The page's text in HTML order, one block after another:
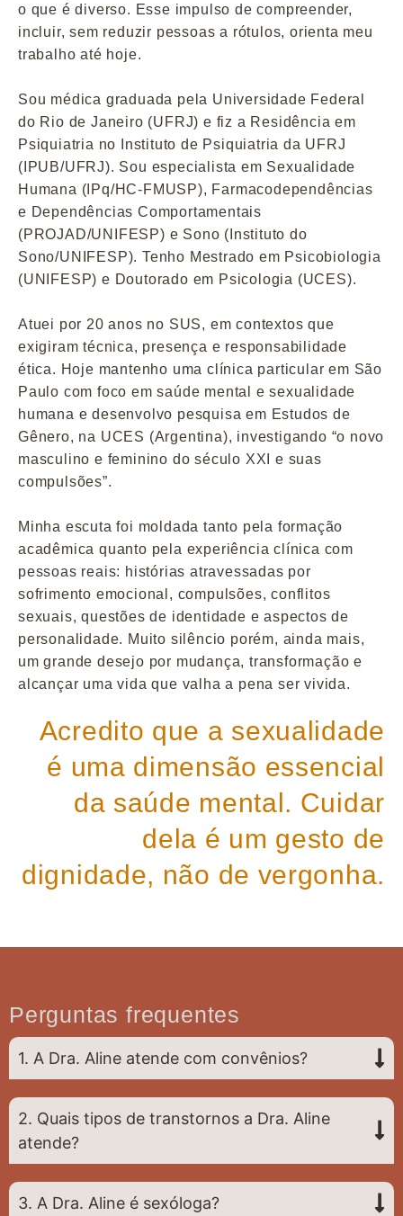
o que é diverso. Esse impulso de compreender,
incluir, sem reduzir pessoas a rótulos, orienta meu
trabalho até hoje.
Sou médica graduada pela Universidade Federal
do Rio de Janeiro (UFRJ) e fiz a Residência em
Psiquiatria no Instituto de Psiquiatria da UFRJ
(IPUB/UFRJ). Sou especialista em Sexualidade
Humana (IPq/HC-FMUSP), Farmacodependências
e Dependências Comportamentais
(PROJAD/UNIFESP) e Sono (Instituto do
Sono/UNIFESP). Tenho Mestrado em Psicobiologia
(UNIFESP) e Doutorado em Psicologia (UCES).
Atuei por 20 anos no SUS, em contextos que
exigiram técnica, presença e responsabilidade
ética. Hoje mantenho uma clínica particular em São
Paulo com foco em saúde mental e sexualidade
humana e desenvolvo pesquisa em Estudos de
Gênero, na UCES (Argentina), investigando “o novo
masculino e feminino do século XXI e suas
compulsões”.
Minha escuta foi moldada tanto pela formação
acadêmica quanto pela experiência clínica com
pessoas reais: histórias atravessadas por
sofrimento emocional, compulsões, conflitos
sexuais, questões de identidade e aspectos de
personalidade. Muito silêncio porém, ainda mais,
um grande desejo por mudança, transformação e
alcançar uma vida que valha a pena ser vivida.
Acredito que a sexualidade
é uma dimensão essencial
da saúde mental. Cuidar
dela é um gesto de
dignidade, não de vergonha.
Perguntas frequentes
1. A Dra. Aline atende com convênios?
2. Quais tipos de transtornos a Dra. Aline
atende?
3. A Dra. Aline é sexóloga?